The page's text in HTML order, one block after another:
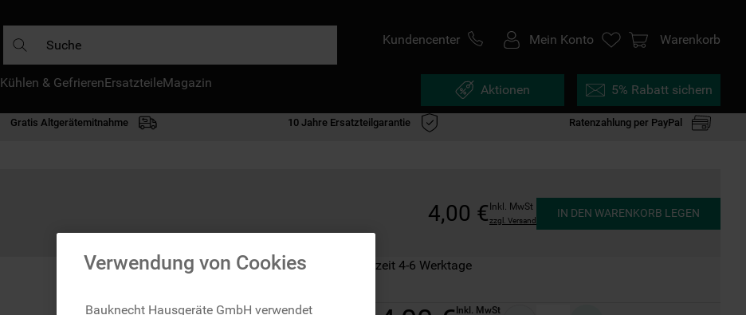
Kundencenter Mein Konto Warenkorb
Kühlen & GefrierenErsatzteileMagazin Aktionen 5% Rabatt sichern
Gratis Altgerätemitnahme 10 Jahre Ersatzteilgarantie Ratenzahlung per PayPal
4,00 € Inkl. MwSt
zzgl. Versand
IN DEN WARENKORB LEGEN
Auf Lager: Lieferzeit 4-6 Werktage
Inkl. MwSt
Verwendung von Cookies
Bauknecht Hausgeräte GmbH verwendet
DIE HÄUFIGSTEN SUCHANFRAGEN
gefrierschrank